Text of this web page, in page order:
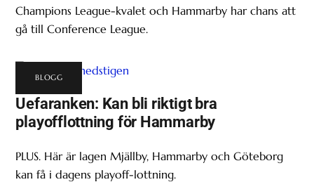
Champions League-kvalet och Hammarby har chans att
gå till Conference League.
BLOGG
Uefaranken: Kan bli riktigt bra
playofflottning för Hammarby
PLUS. Här är lagen Mjällby, Hammarby och Göteborg
kan få i dagens playoff-lottning.